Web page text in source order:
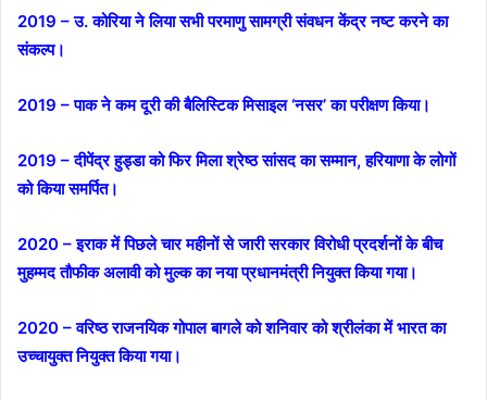
2019 – उ. कोरिया ने लिया सभी परमाणु सामग्री संवधन केंद्र नष्ट करने का
संकल्प।
2019 – पाक ने कम दूरी की बैलिस्टिक मिसाइल ‘नसर’ का परीक्षण किया।
2019 – दीपेंद्र हुड्डा को फिर मिला श्रेष्ठ सांसद का सम्मान, हरियाणा के लोगों
को किया समर्पित।
2020 – इराक में पिछले चार महीनों से जारी सरकार विरोधी प्रदर्शनों के बीच
मुहम्मद तौफीक अलावी को मुल्क का नया प्रधानमंत्री नियुक्त किया गया।
2020 – वरिष्ठ राजनयिक गोपाल बागले को शनिवार को श्रीलंका में भारत का
उच्चायुक्त नियुक्त किया गया।